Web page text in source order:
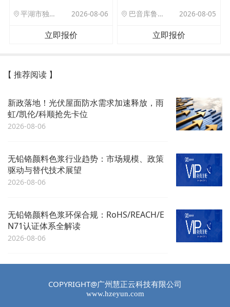
平湖市独山港镇集港路 589 号 2026-08-06
立即报价
巴音库鲁提镇,托帕口岸六号库房 2026-08-05
立即报价
【 推荐阅读 】
新政落地！光伏屋面防水需求加速释放，雨
虹/凯伦/科顺抢先卡位
2026-08-06
无铅铬颜料色浆行业趋势：市场规模、政策
驱动与替代技术展望
2026-08-06
无铅铬颜料色浆环保合规：RoHS/REACH/E
N71认证体系全解读
2026-08-06
COPYRIGHT@广州慧正云科技有限公司
www.hzeyun.com